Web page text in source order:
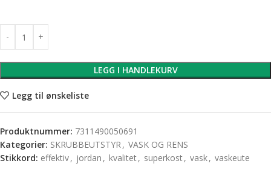
LEGG I HANDLEKURV
Legg til ønskeliste
Produktnummer: 7311490050691
Kategorier: SKRUBBEUTSTYR, VASK OG RENS
Stikkord: effektiv, jordan , kvalitet, superkost, vask, vaskeute